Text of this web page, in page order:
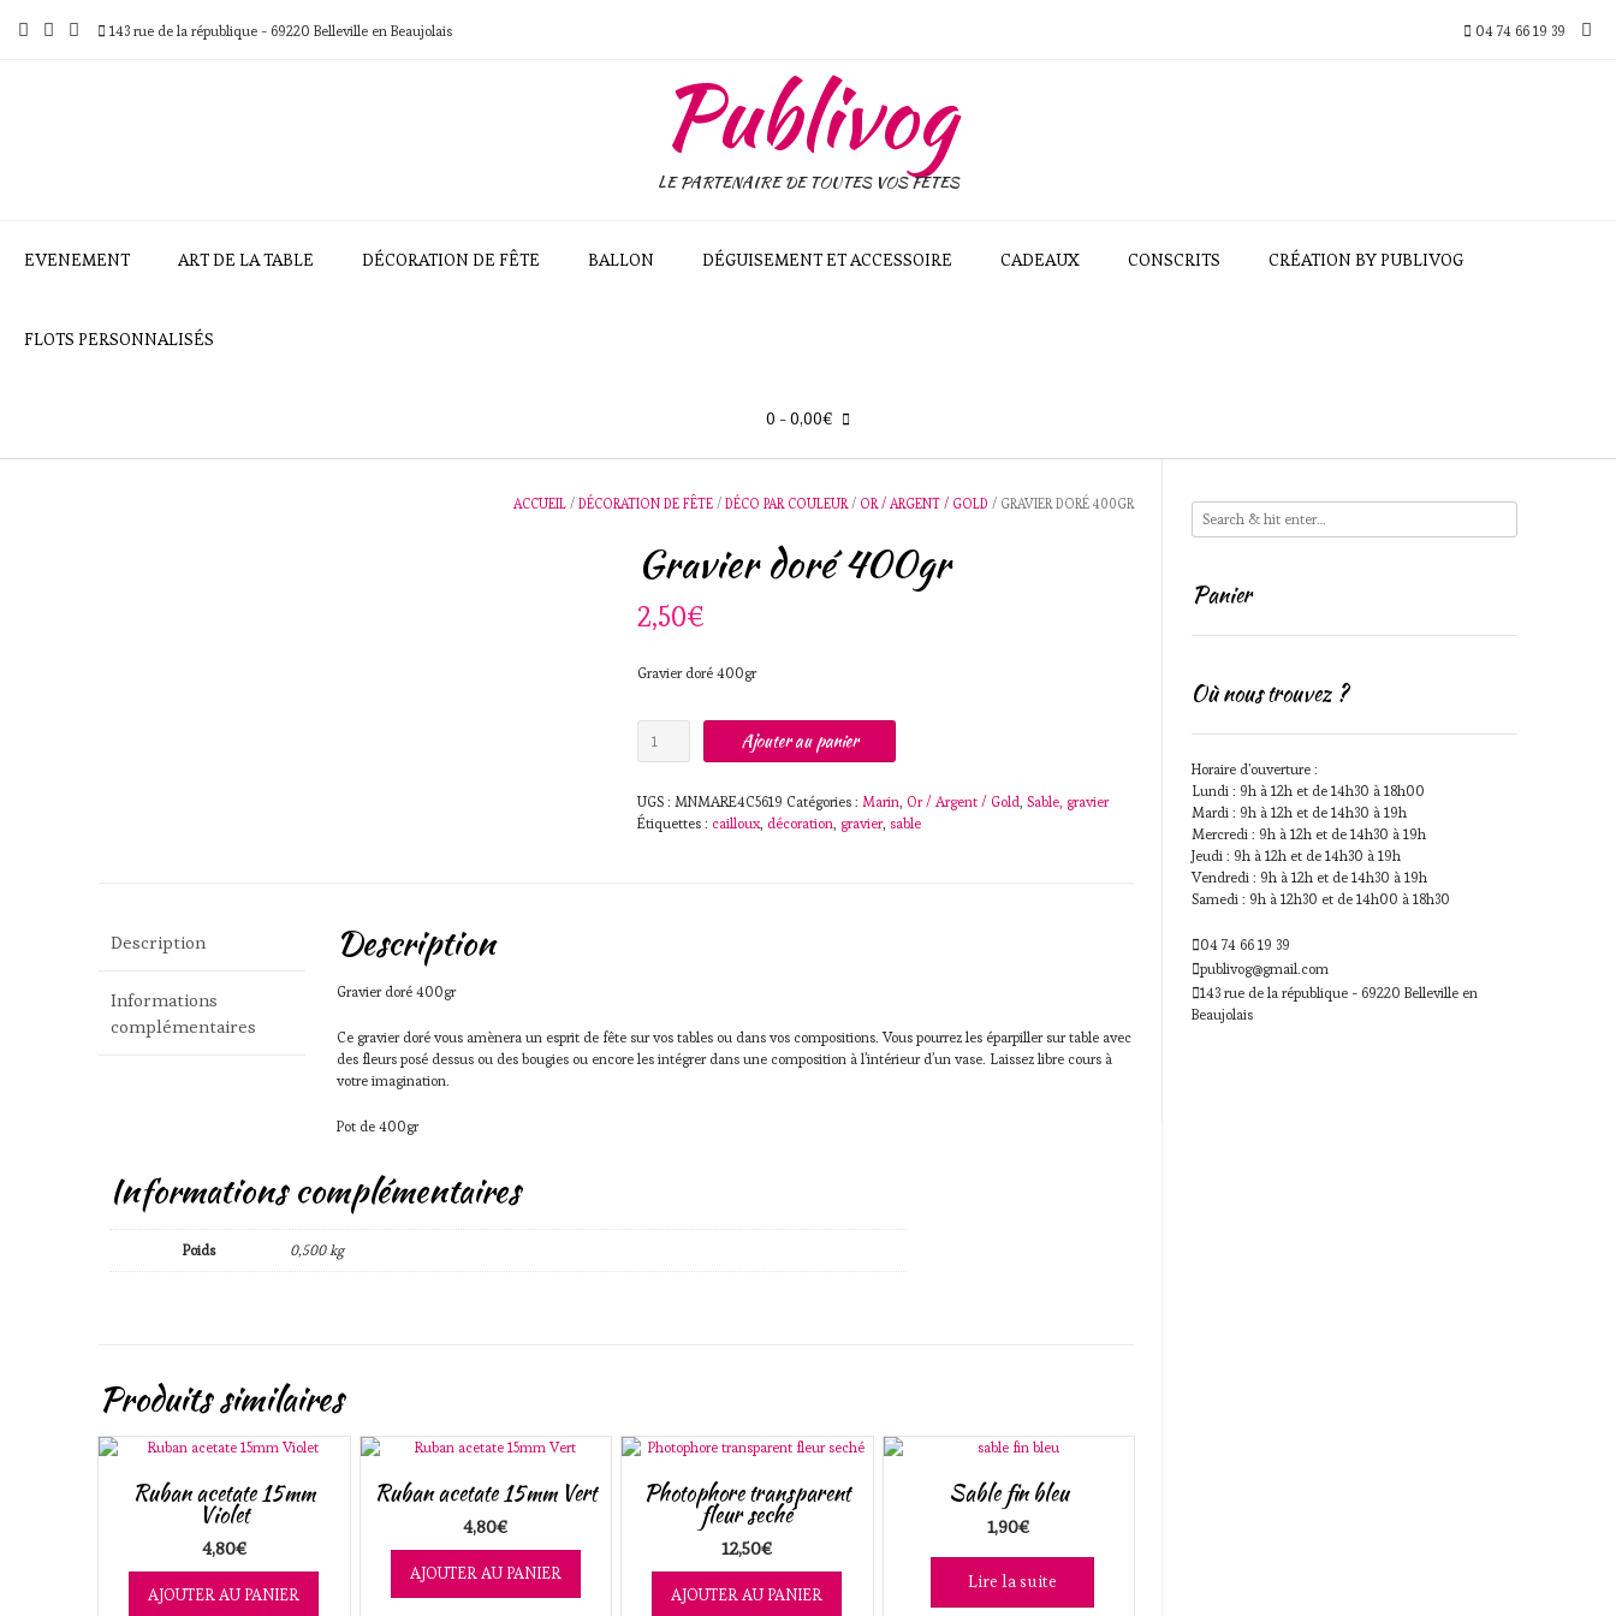
143 rue de la république - 69220 Belleville en Beaujolais 04 74 66 19 39
Publivog
LE PARTENAIRE DE TOUTES VOS FÊTES
EVENEMENT ART DE LA TABLE DÉCORATION DE FÊTE BALLON DÉGUISEMENT ET ACCESSOIRE CADEAUX CONSCRITS CRÉATION BY PUBLIVOG
FLOTS PERSONNALISÉS
0 - 0,00€
ACCUEIL /DÉCORATION DE FÊTE /DÉCO PAR COULEUR/ OR / ARGENT / GOLD / GRAVIER DORÉ 400GR
Gravier doré 400gr
2,50€
Gravier doré 400gr
doré
400gr
Ajouter au panier
UGS : MNMARE4C5619 Catégories : Marin, Or / Argent / Gold, Sable, gravier
Étiquettes : cailloux, décoration, gravier, sable
Description
Informations
complémentaires
Description
Gravier doré 400gr
Ce gravier doré vous amènera un esprit de fête sur vos tables ou dans vos compositions. Vous pourrez les éparpiller sur table avec
des fleurs posé dessus ou des bougies ou encore les intégrer dans une composition à l’intérieur d’un vase. Laissez libre cours à
votre imagination.
Pot de 400gr
Informations complémentaires
Poids 0,500 kg
Produits similaires
Ruban acetate 15mm
Violet
4,80€
AJOUTER AU PANIER
Ruban acetate 15mm Vert
4,80€
AJOUTER AU PANIER
Photophore transparent
fleur seché
12,50€
AJOUTER AU PANIER
Sable fin bleu
1,90€
Lire la suite
Panier
Où nous trouvez ?
Horaire d'ouverture :
Lundi : 9h à 12h et de 14h30 à 18h00
Mardi : 9h à 12h et de 14h30 à 19h
Mercredi : 9h à 12h et de 14h30 à 19h
Jeudi : 9h à 12h et de 14h30 à 19h
Vendredi : 9h à 12h et de 14h30 à 19h
Samedi : 9h à 12h30 et de 14h00 à 18h30
04 74 66 19 39
publivog@gmail.com
143 rue de la république - 69220 Belleville en
Beaujolais